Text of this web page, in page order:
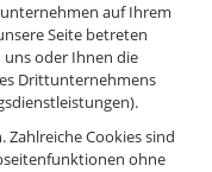
auf Ihrem
Seite betreten
uns oder Ihnen die
Drittunternehmens
Cookies sind
ohne